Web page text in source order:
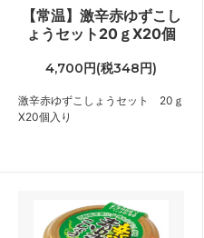
【常温】激辛赤ゆずこし
ょうセット20ｇX20個
4,700円(税348円)
激辛赤ゆずこしょうセット 20ｇ
X20個入り